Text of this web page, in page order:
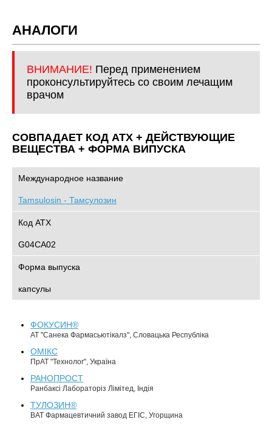
АНАЛОГИ
ВНИМАНИЕ! Перед применением
проконсультируйтесь со своим лечащим
врачом
СОВПАДАЕТ КОД ATХ + ДЕЙСТВУЮЩИЕ
ВЕЩЕСТВА + ФОРМА ВИПУСКА
Международное название
Tamsulosin - Тамсулозин
Код АТХ
G04CA02
Форма выпуска
капсулы
ФОКУСИН®
АТ "Санека Фармасьютікалз", Словацька Республіка
ОМІКС
ПрАТ "Технолог", Україна
РАНОПРОСТ
Ранбаксі Лабораторіз Лімітед, Індія
ТУЛОЗИН®
ВАТ Фармацевтичний завод ЕГІС, Угорщина